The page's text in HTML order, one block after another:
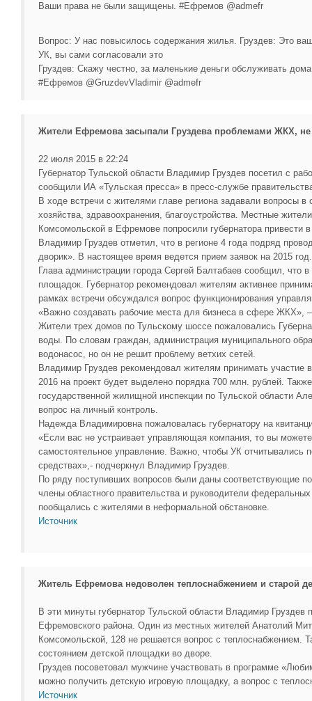
Ваши права не были защищены. #Ефремов @admefr
Вопрос: У нас повысилось содержания жилья. Груздев: Это
УК, вы сами согласовали это
Груздев: Скажу честно, за маленькие деньги обслуживать
#Ефремов @GruzdevVladimir @admefr
Жители Ефремова засыпали Груздева проблемами ЖКХ, не
22 июля 2015 в 22:24
Губернатор Тульской области Владимир Груздев посетил с
сообщили ИА «Тульская пресса» в пресс-службе
В ходе встречи с жителями главе региона задавали вопросы
хозяйства, здравоохранения, благоустройства. Местные
Комсомольской в Ефремове попросили губернатора привести
Владимир Груздев отметил, что в регионе 4 года подряд
дворик». В настоящее время ведется прием заявок на 2015 год.
Глава администрации города Сергей Балтабаев сообщил, что
площадок. Губернатор рекомендовал жителям активнее
рамках встречи обсуждался вопрос функционирования
«Важно создавать рабочие места для бизнеса в сфере ЖКХ»,
Жители трех домов по Тульскому шоссе пожаловались
воды. По словам граждан, администрация муниципального
водонасос, но он не решит проблему ветхих сетей.
Владимир Груздев рекомендовал жителям принимать
2016 на проект будет выделено порядка 700 млн. рублей.
государственной жилищной инспекции по Тульской области
вопрос на личный контроль.
Надежда Владимировна пожаловалась губернатору на
«Если вас не устраивает управляющая компания, то вы
самостоятельное управление. Важно, чтобы УК отчитывались
средствах»,- подчеркнул Владимир Груздев.
По ряду поступивших вопросов были даны соответствующие
члены областного правительства и руководители
пообщались с жителями в неформальной обстановке.
Источник
Житель Ефремова недоволен теплоснабжением и старой
В эти минуты губернатор Тульской области Владимир Груздев
Ефремовского района. Один из местных жителей Анатолий
Комсомольской, 128 не решается вопрос с теплоснабжением.
состоянием детской площадки во дворе.
Груздев посоветовал мужчине участвовать в программе
можно получить детскую игровую площадку, а вопрос с
Источник